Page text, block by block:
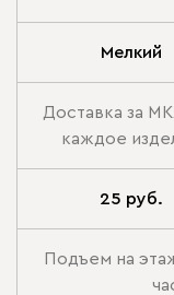
Мелкий
Доставка за
каждое
25 руб.
Подъем на